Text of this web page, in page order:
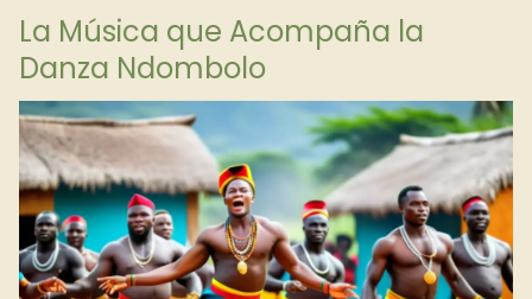
La Música que Acompaña la
Danza Ndombolo